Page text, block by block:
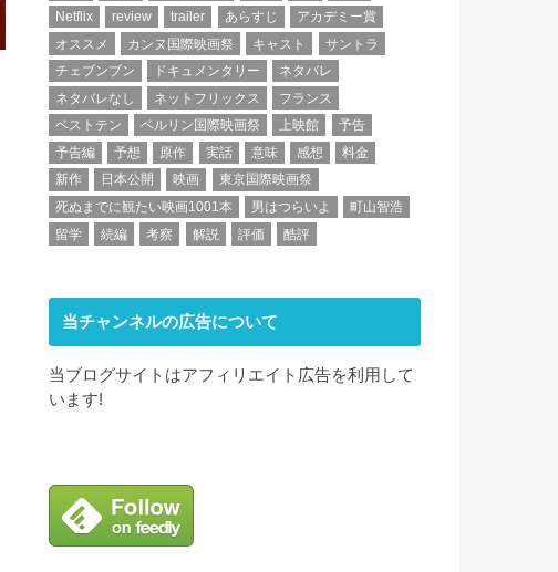
Netflix
review trailer あらすじ
アカデミー賞
オススメ
カンヌ国際映画祭 キャスト
サントラ
チェブンブン
ドキュメンタリー
ネタバレ
ネタバレなし
ネットフリックス
フランス
ベストテン
ベルリン国際映画祭 上映館
予告
予告編
予想 原作 実話 意味 感想
料金
新作
日本公開 映画
東京国際映画祭
死ぬまでに観たい映画1001本
男はつらいよ
町山智浩
留学
続編 考察 解説 評価 酷評
当チャンネルの広告について
当ブログサイトはアフィリエイト広告を利用して
います!